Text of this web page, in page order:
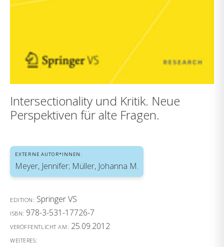
Intersectionality und Kritik. Neue
Perspektiven für alte Fragen.
EXTERNE AUTOR*INNEN:
Meyer, Jennifer; Müller, Johanna M.
EDITION: Springer VS
ISBN: 978-3-531-17726-7
VERÖFFENTLICHT AM: 25.09.2012
WEITERES: